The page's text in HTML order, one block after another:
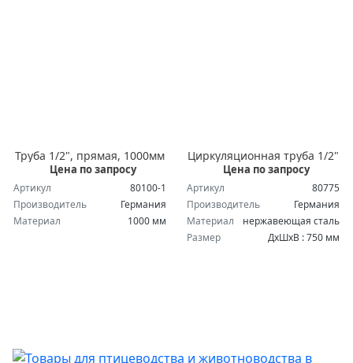
Труба 1/2", прямая, 1000мм
Цена по запросу
Артикул
80100-1
Производитель
Германия
Материал
1000 мм
Циркуляционная труба 1/2"
Цена по запросу
Артикул
80775
Производитель
Германия
Материал
нержавеющая сталь
Размер
ДхШхВ : 750 мм